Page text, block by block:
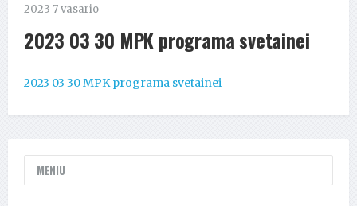
2023 7 vasario
2023 03 30 MPK programa svetainei
2023 03 30 MPK programa svetainei
MENIU